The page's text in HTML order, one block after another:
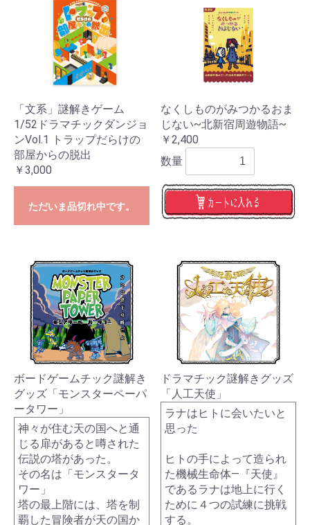
「文系」謎解きゲーム
1/52ドラマチックダンジョ
ンVol.1 トラップだらけの
部屋からの脱出
￥3,000
ただいま品切れ中です。
なくしものがみつかるおま
じない~北新宿周遊物語~
￥2,400
数量
ボードゲームチック謎解き
グッズ「モンスターペーパ
ータワー」
神々が住む天の国へと通
じる扉があると噂された
伝説の塔があった。
その名は「モンスタータ
ワー」
塔の最上階には、塔を制
覇した冒険者が天の国か
ドラマチック謎解きグッズ
「人工天使」
ラナはヒトに会いたいと
思った
ヒトの手によって造られ
た機械生命体―『天使』
であるラナは地上に行く
ために４つの試練に挑戦
する。